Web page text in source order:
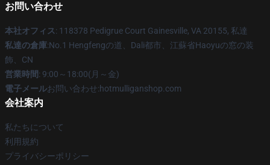
お問い合わせ
本社オフィス: 118378 Pedigrue Court Gainesville, VA 20155, 私達
私達の倉庫:No.1 Hengfengの道、Dali都市、江蘇省Haoyuの窓の装
飾、CN
営業時間: 9:00～18:00(月～金)
電子メールお問い合わせ:hotmulliganshop.com
会社案内
私たちについて
利用規約
プライバシーポリシー